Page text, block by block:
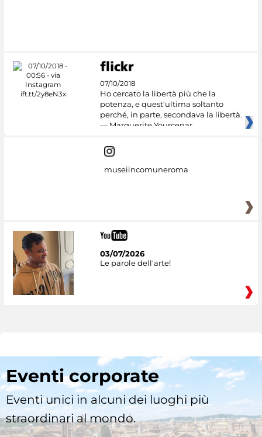
07/10/2018
Ho cercato la libertà più che la
potenza, e quest'ultima soltanto
perché, in parte, secondava la libertà.
— Marguerite Yourcenar
museiincomuneroma
03/07/2026
Le parole dell'arte!
Eventi corporate
Eventi unici in alcuni dei luoghi più
straordinari al mondo.